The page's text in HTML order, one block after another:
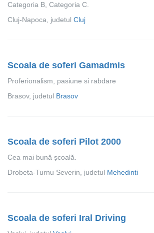
Categoria B, Categoria C.
Cluj-Napoca, judetul Cluj
Scoala de soferi Gamadmis
Proferionalism, pasiune si rabdare
Brasov, judetul Brasov
Scoala de soferi Pilot 2000
Cea mai bună școală.
Drobeta-Turnu Severin, judetul Mehedinti
Scoala de soferi Iral Driving